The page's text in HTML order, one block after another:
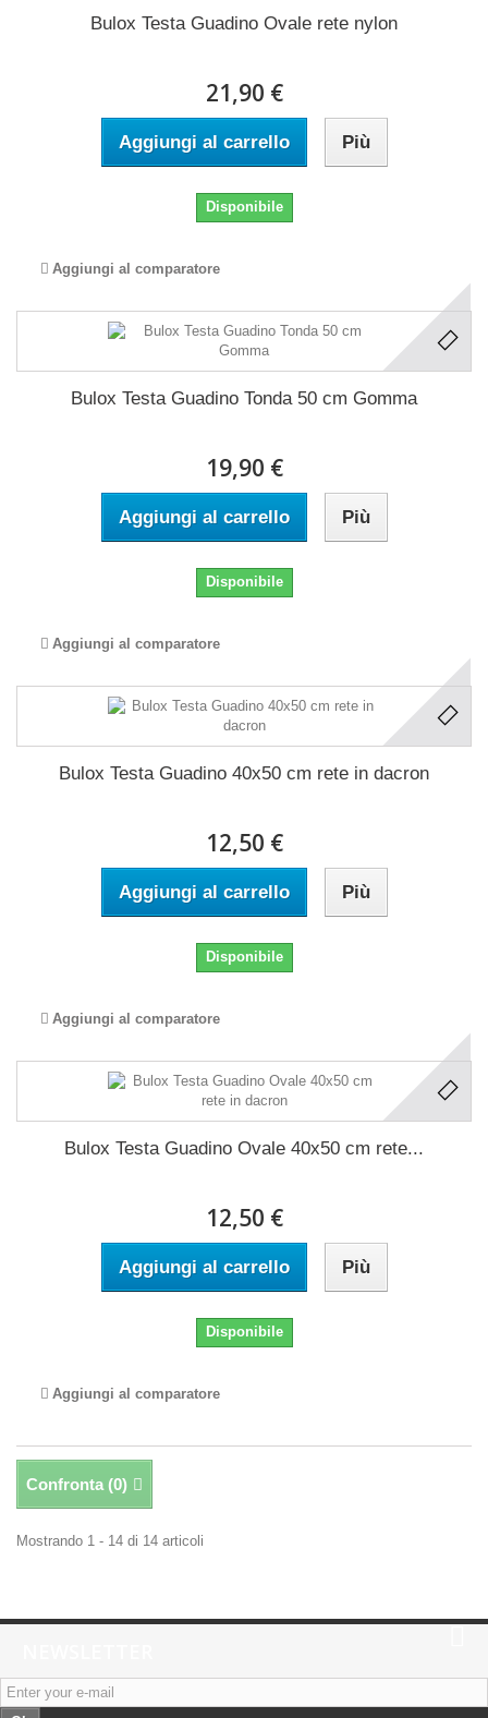
Bulox Testa Guadino Ovale rete nylon
21,90 €
Aggiungi al carrello Più
Disponibile
Aggiungi al comparatore
Bulox Testa Guadino Tonda 50 cm Gomma
19,90 €
Aggiungi al carrello Più
Disponibile
Aggiungi al comparatore
Bulox Testa Guadino 40x50 cm rete in dacron
12,50 €
Aggiungi al carrello Più
Disponibile
Aggiungi al comparatore
Bulox Testa Guadino Ovale 40x50 cm rete...
12,50 €
Aggiungi al carrello Più
Disponibile
Aggiungi al comparatore
Confronta (0)
Mostrando 1 - 14 di 14 articoli